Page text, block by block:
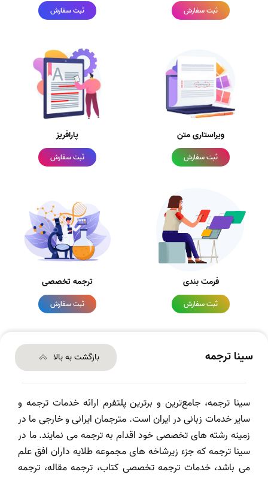
ثبت سفارش ثبت سفارش
ویراستاری متن
ثبت سفارش
پارافریز
ثبت سفارش
فرمت بندی
ثبت سفارش
ترجمه تخصصی
ثبت سفارش
سینا ترجمه بازگشت به بالا
سینا ترجمه، جامع‌ترین و برترین پلتفرم ارائه خدمات ترجمه و
سایر خدمات زبانی در ایران است. مترجمان ایرانی و خارجی ما در
زمینه رشته های تخصصی خود اقدام به ترجمه می نمایند. ما در
سینا ترجمه که جزء زیرشاخه های مجموعه طلایه داران افق علم
می باشد، خدمات ترجمه تخصصی کتاب، ترجمه مقاله، ترجمه